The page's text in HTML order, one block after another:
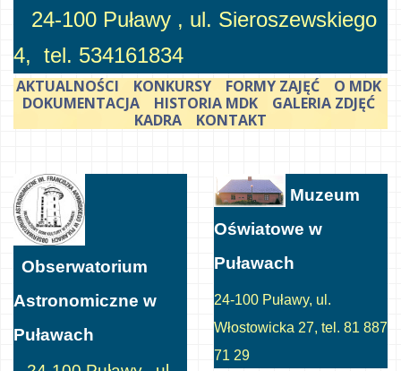
24-100 Puławy , ul. Sieroszewskiego
4, tel. 534161834
AKTUALNOŚCI KONKURSY FORMY ZAJĘĆ
O MDK
DOKUMENTACJA
HISTORIA MDK
GALERIA ZDJĘĆ
KADRA
KONTAKT
Obserwatorium
Astronomiczne w
Puławach
Muzeum
Oświatowe w
Puławach
24-100 Puławy, ul.
Włostowicka 27, tel. 81 887
71 29